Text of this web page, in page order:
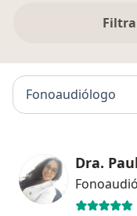
Fonoaudiólogo
Dra.